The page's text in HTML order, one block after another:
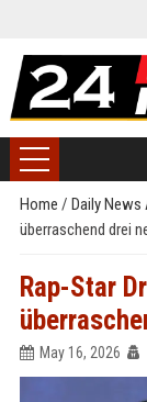
Home / Daily News
überraschend drei
Rap-Star
May 16, 2026